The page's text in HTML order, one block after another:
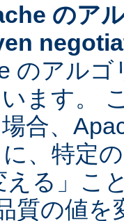
のア
のアル
ます。
合、
、特定
える」こ
質の値を